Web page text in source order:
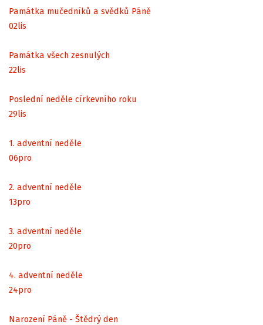
Památka mučedníků a svědků Páně
02lis
Památka všech zesnulých
22lis
Poslední neděle církevního roku
29lis
1. adventní neděle
06pro
2. adventní neděle
13pro
3. adventní neděle
20pro
4. adventní neděle
24pro
Narození Páně - Štědrý den